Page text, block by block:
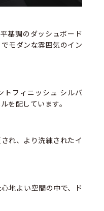
基調のダッシュボード
モダンな雰囲気のイン
トフィニッシュ シルバ
を配しています。
れ、より洗練されたイ
地よい空間の中で、ド